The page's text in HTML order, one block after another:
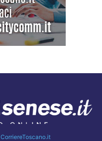
CorriereToscano.it